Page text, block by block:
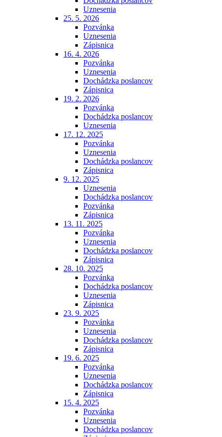
Uznesenia
25. 5. 2026
Pozvánka
Uznesenia
Zápisnica
16. 4. 2026
Pozvánka
Uznesenia
Dochádzka poslancov
Zápisnica
19. 2. 2026
Pozvánka
Dochádzka poslancov
Uznesenia
17. 12. 2025
Pozvánka
Uznesenia
Dochádzka poslancov
Zápisnica
9. 12. 2025
Uznesenia
Dochádzka poslancov
Pozvánka
Zápisnica
13. 11. 2025
Pozvánka
Uznesenia
Dochádzka poslancov
Zápisnica
28. 10. 2025
Pozvánka
Dochádzka poslancov
Uznesenia
Zápisnica
23. 9. 2025
Pozvánka
Uznesenia
Dochádzka poslancov
Zápisnica
19. 6. 2025
Pozvánka
Uznesenia
Dochádzka poslancov
Zápisnica
15. 4. 2025
Pozvánka
Uznesenia
Dochádzka poslancov